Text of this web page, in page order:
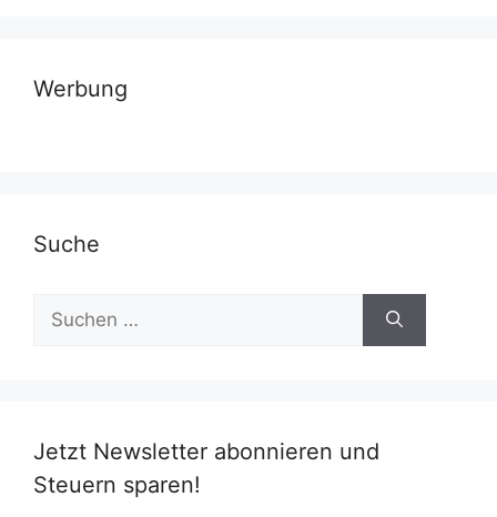
Werbung
Suche
Suchen
nach:
Jetzt Newsletter abonnieren und
Steuern sparen!